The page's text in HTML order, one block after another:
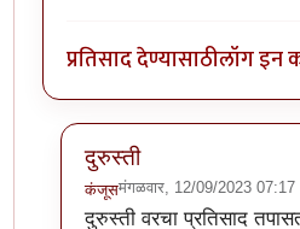
प्रतिसाद देण्यासाठीलॉग इन
दुरुस्ती
कंजूसमंगळवार, 12/09/2023 07:17
In reply to सुमो यांनी
दुरुस्ती वरचा प्रतिसाद